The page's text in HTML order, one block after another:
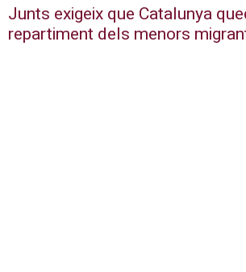
Junts exigeix que Catalunya
repartiment dels menors